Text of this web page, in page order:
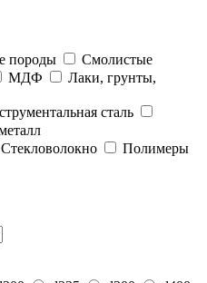
породы
Смолистые
МДФ
Лаки, грунты,
сталь
Стекловолокно
Полимеры